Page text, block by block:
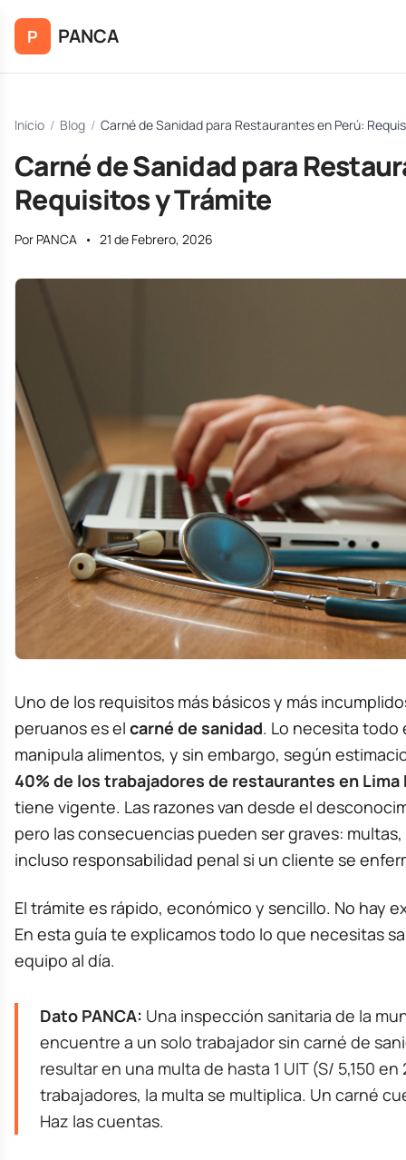
P PANCA
Inicio / Blog / Carné de Sanidad para Restaurantes en Perú:
Carné de Sanidad para
Requisitos y Trámite
Por PANCA • 21 de Febrero, 2026
Uno de los requisitos más básicos y más
peruanos es el carné de sanidad. Lo necesita todo
manipula alimentos, y sin embargo, según
40% de los trabajadores de restaurantes en
tiene vigente. Las razones van desde el
pero las consecuencias pueden ser graves:
incluso responsabilidad penal si un cliente se
El trámite es rápido, económico y sencillo. No hay
En esta guía te explicamos todo lo que necesitas
equipo al día.
Dato PANCA: Una inspección sanitaria de la
encuentre a un solo trabajador sin carné de
resultar en una multa de hasta 1 UIT (S/ 5,150
trabajadores, la multa se multiplica. Un carné
Haz las cuentas.